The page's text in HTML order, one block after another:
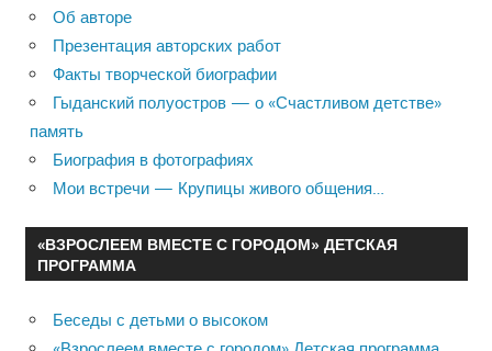
Об авторе
Презентация авторских работ
Факты творческой биографии
Гыданский полуостров — о «Счастливом детстве»
память
Биография в фотографиях
Мои встречи — Крупицы живого общения…
«ВЗРОСЛЕЕМ ВМЕСТЕ С ГОРОДОМ» ДЕТСКАЯ
ПРОГРАММА
Беседы с детьми о высоком